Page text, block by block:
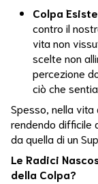
Colpa
contro il
vita non
scelte non
percezione
ciò che
Spesso, nella vita
rendendo difficile
da quella di un
Le Radici
della Colpa?
Craniosacrale
Crescita
Personale
Crescita
Spirituale
Cura
Cure
Naturali